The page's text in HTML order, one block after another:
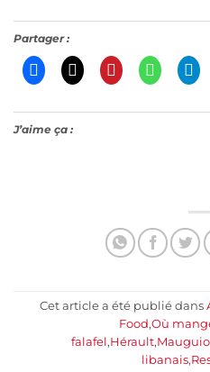
Partager :
J’aime ça :
Cet article a été publié dans
Food,Où
falafel,Hérault,Mauguio
libanais,